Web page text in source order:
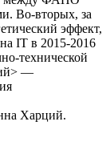
Во-вторых, за
эффект,
IT в 2015-2016
технической
—
Харций.